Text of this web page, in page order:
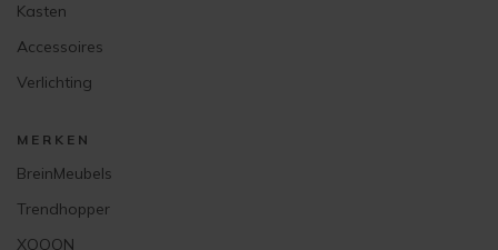
Kasten
Accessoires
Verlichting
MERKEN
BreinMeubels
Trendhopper
XOOON